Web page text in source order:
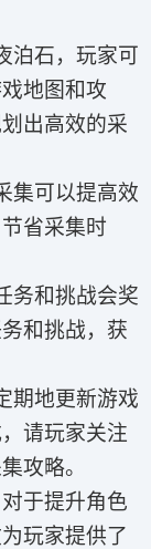
泊石，玩家可
地图和攻
出高效的采
集可以提高效
省采集时
务和挑战会奖
和挑战，获
期地更新游戏
请玩家关注
攻略。
于提升角色
玩家提供了